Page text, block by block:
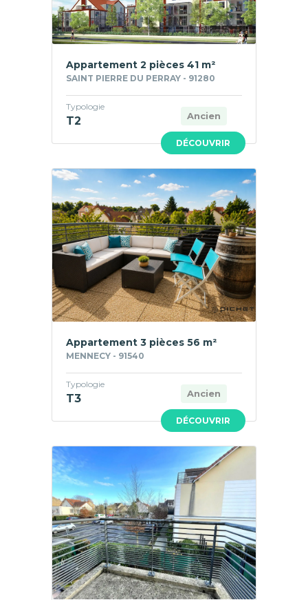
DÉCOUVRIR
Appartement 2 pièces 41 m²
SAINT PIERRE DU PERRAY - 91280
Ancien
Typologie
T2
DÉCOUVRIR
Appartement 3 pièces 56 m²
MENNECY - 91540
Ancien
Typologie
T3